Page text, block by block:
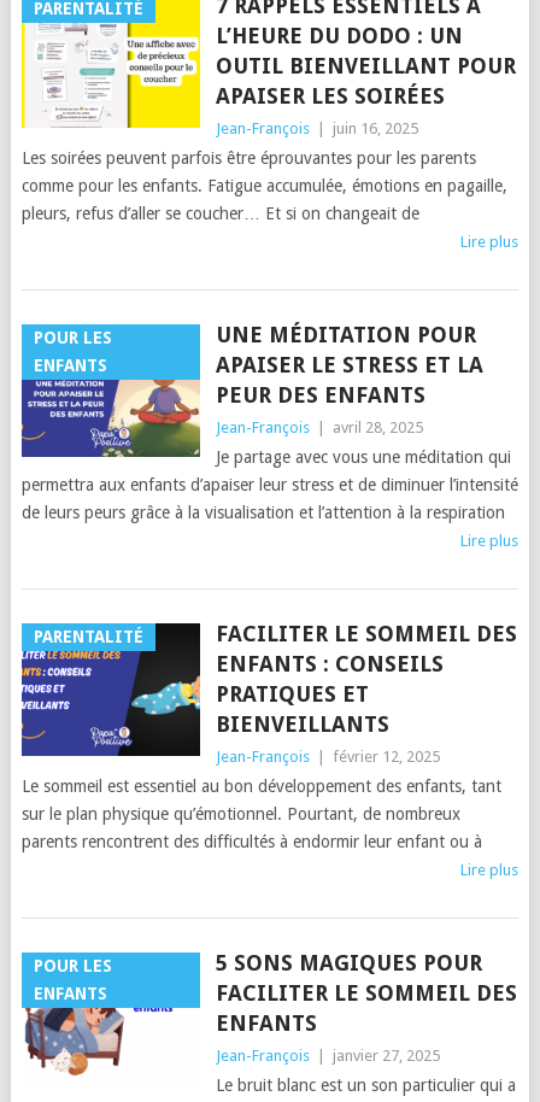
PARENTALITÉ
7 RAPPELS ESSENTIELS À
L’HEURE DU DODO : UN
OUTIL BIENVEILLANT POUR
APAISER LES SOIRÉES
Jean-François juin 16, 2025
Les soirées peuvent parfois être éprouvantes pour les parents
comme pour les enfants. Fatigue accumulée, émotions en pagaille,
pleurs, refus d’aller se coucher… Et si on changeait de
Lire plus
POUR LES
ENFANTS
UNE MÉDITATION POUR
APAISER LE STRESS ET LA
PEUR DES ENFANTS
Jean-François avril 28, 2025
Je partage avec vous une méditation qui
permettra aux enfants d’apaiser leur stress et de diminuer l’intensité
de leurs peurs grâce à la visualisation et l’attention à la respiration
Lire plus
PARENTALITÉ
FACILITER LE SOMMEIL DES
ENFANTS : CONSEILS
PRATIQUES ET
BIENVEILLANTS
Jean-François février 12, 2025
Le sommeil est essentiel au bon développement des enfants, tant
sur le plan physique qu’émotionnel. Pourtant, de nombreux
parents rencontrent des difficultés à endormir leur enfant ou à
Lire plus
POUR LES
ENFANTS
5 SONS MAGIQUES POUR
FACILITER LE SOMMEIL DES
ENFANTS
Jean-François janvier 27, 2025
Le bruit blanc est un son particulier qui a